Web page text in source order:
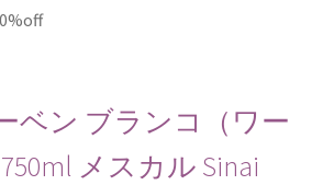
ベン ブランコ（ワー
メスカル Sinai